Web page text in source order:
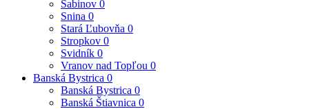
Sabinov 0
Snina 0
Stará Ľubovňa 0
Stropkov 0
Svidník 0
Vranov nad Topľou 0
Banská Bystrica 0
Banská Bystrica 0
Banská Štiavnica 0